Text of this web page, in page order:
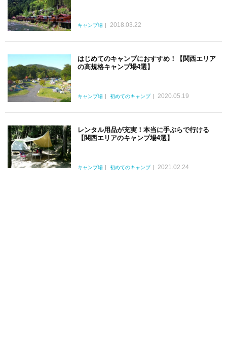
キャンプ場 2018.03.22
はじめてのキャンプにおすすめ！【関西エリア
の高規格キャンプ場4選】
キャンプ場 初めてのキャンプ 2020.05.19
レンタル用品が充実！本当に手ぶらで行ける
【関西エリアのキャンプ場4選】
キャンプ場 初めてのキャンプ 2021.02.24